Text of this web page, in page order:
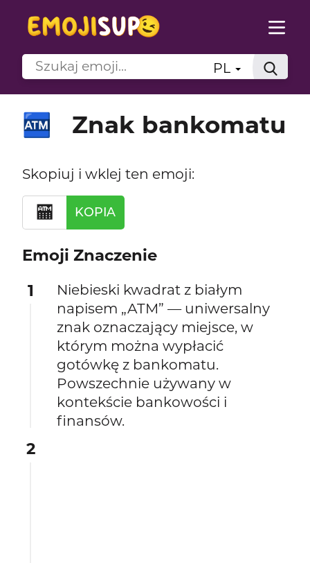
PL
🏧 Znak bankomatu
Skopiuj i wklej ten emoji:
🏧 KOPIA
Emoji Znaczenie
1
Niebieski kwadrat z białym
napisem „ATM” — uniwersalny
znak oznaczający miejsce, w
którym można wypłacić
gotówkę z bankomatu.
Powszechnie używany w
kontekście bankowości i
finansów.
2